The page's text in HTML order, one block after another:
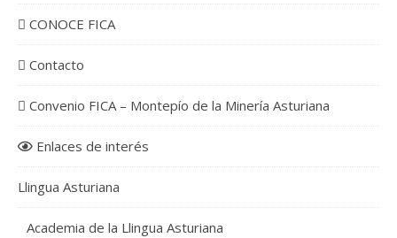
CONOCE FICA
Contacto
Convenio FICA – Montepío de la Minería Asturiana
Enlaces de interés
Llingua Asturiana
Academia de la Llingua Asturiana